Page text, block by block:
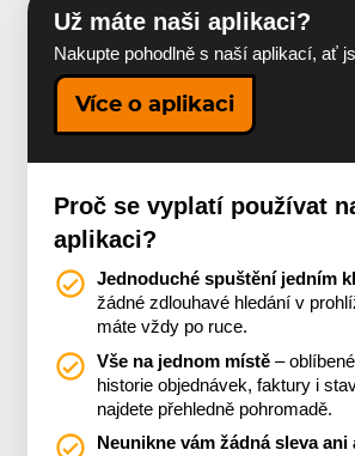
Už máte naši aplikaci?
Nakupte pohodlně s naší aplikací, ať
Více o aplikaci
Proč se vyplatí používat
aplikaci?
Jednoduché spuštění jedním
žádné zdlouhavé hledání v
máte vždy po ruce.
Vše na jednom místě –
historie objednávek, faktury i
najdete přehledně pohromadě.
Neunikne vám žádná sleva ani